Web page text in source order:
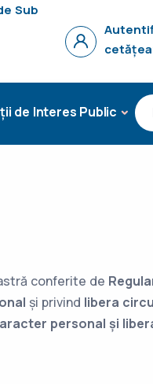
Sub
de Interes Public
conferite de
și privind libera
personal și